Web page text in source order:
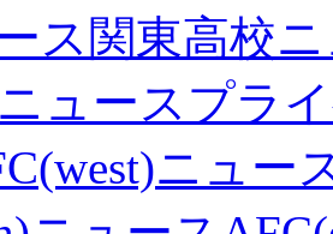
ス 関東高校
ュース プラ
ニュー